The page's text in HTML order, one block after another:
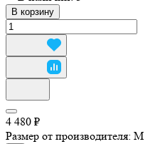
В корзину
4 480 ₽
Размер от производителя: M